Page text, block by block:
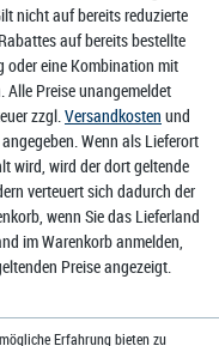
nicht auf bereits reduzierte
auf bereits bestellte
oder eine Kombination mit
Preise unangemeldet
zzgl.Versandkosten und
Wenn als Lieferort
wird, wird der dort geltende
verteuert sich dadurch der
wenn Sie das Lieferland
im Warenkorb anmelden,
Preise angezeigt.
Erfahrung bieten zu